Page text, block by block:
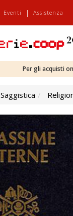
Eventi | Assistenza
Per gli acquisti
Saggistica